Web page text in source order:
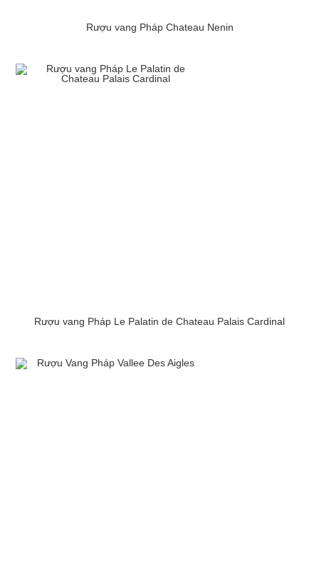
Rượu vang Pháp Chateau Nenin
Rượu vang Pháp Le Palatin de Chateau Palais Cardinal